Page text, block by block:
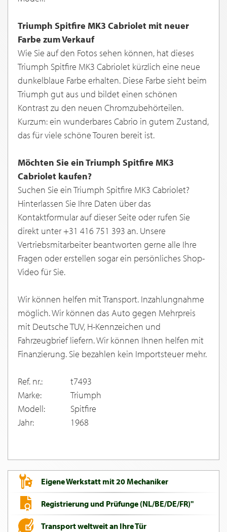
Triumph Spitfire MK3 Cabriolet mit neuer
Farbe zum Verkauf
Wie Sie auf den Fotos sehen können, hat dieses
Triumph Spitfire MK3 Cabriolet kürzlich eine neue
dunkelblaue Farbe erhalten. Diese Farbe sieht beim
Triumph gut aus und bildet einen schönen
Kontrast zu den neuen Chromzubehörteilen.
Kurzum: ein wunderbares Cabrio in gutem Zustand,
das für viele schöne Touren bereit ist.
Möchten Sie ein Triumph Spitfire MK3
Cabriolet kaufen?
Suchen Sie ein Triumph Spitfire MK3 Cabriolet?
Hinterlassen Sie Ihre Daten über das
Kontaktformular auf dieser Seite oder rufen Sie
direkt unter +31 416 751 393 an. Unsere
Vertriebsmitarbeiter beantworten gerne alle Ihre
Fragen oder erstellen sogar ein persönliches Shop-
Video für Sie.
Wir können helfen mit Transport. Inzahlungnahme
möglich. Wir können das Auto gegen Mehrpreis
mit Deutsche TUV, H-Kennzeichen und
Fahrzeugbrief liefern. Wir können Ihnen helfen mit
Finanzierung. Sie bezahlen kein Importsteuer mehr.
Ref. nr.:
t7493
Marke:
Triumph
Modell:
Spitfire
Jahr:
1968
Eigene Werkstatt mit 20 Mechaniker
Registrierung und Prüfunge (NL/BE/DE/FR)"
Transport weltweit an Ihre Tür